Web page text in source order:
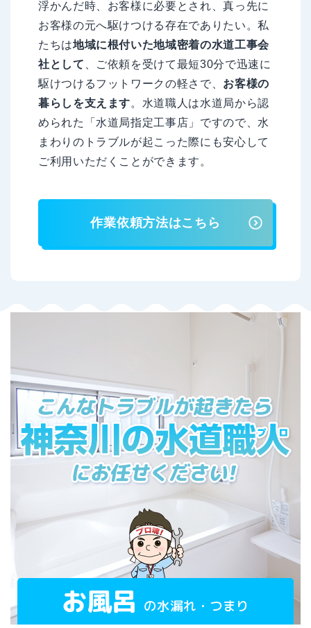
浮かんだ時、お客様に必要とされ、真っ先に
お客様の元へ駆けつける存在でありたい。私
たちは地域に根付いた地域密着の水道工事会
社として 、ご依頼を受けて最短30分で迅速に
駆けつけるフットワークの軽さで、 お客様の
暮らしを支えます。水道職人は水道局から認
められた「水道局指定工事店」ですので、水
まわりのトラブルが起こった際にも安心して
ご利用いただくことができます。
作業依頼方法はこちら
お風呂 の水漏れ・つまり